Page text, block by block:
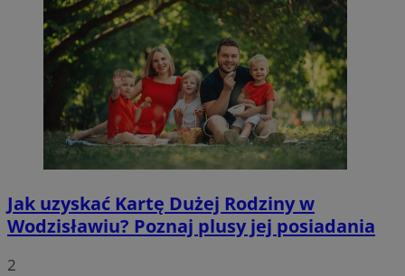
Jak uzyskać Kartę Dużej Rodziny w
Wodzisławiu? Poznaj plusy jej posiadania
2